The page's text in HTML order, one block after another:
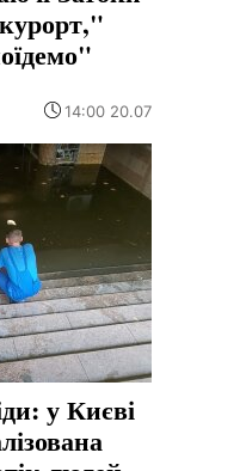
14:00 20.07
у Києві